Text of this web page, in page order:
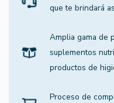
que te brindará
Amplia gama de
suplementos
productos de
Proceso de